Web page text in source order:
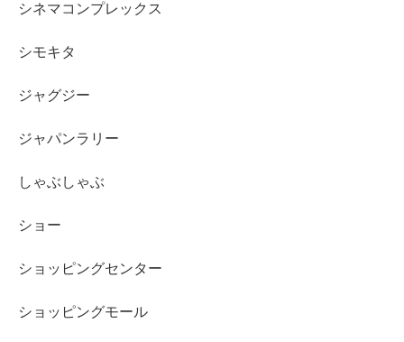
シネマコンプレックス
シモキタ
ジャグジー
ジャパンラリー
しゃぶしゃぶ
ショー
ショッピングセンター
ショッピングモール